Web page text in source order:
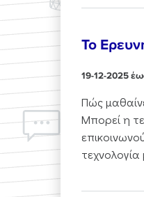
Το
19-12-2025
Πώς
Μπορεί η